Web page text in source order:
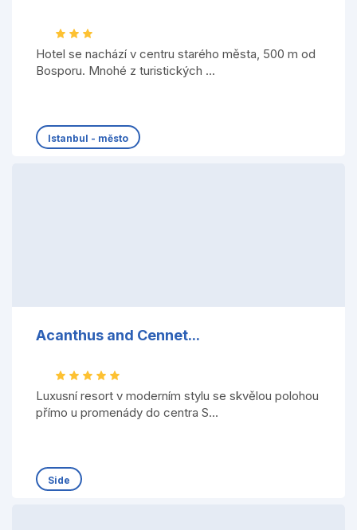
Hotel se nachází v centru starého města, 500 m od
Bosporu. Mnohé z turistických ...
Istanbul - město
Acanthus and Cennet...
Luxusní resort v moderním stylu se skvělou polohou
přímo u promenády do centra S...
Side